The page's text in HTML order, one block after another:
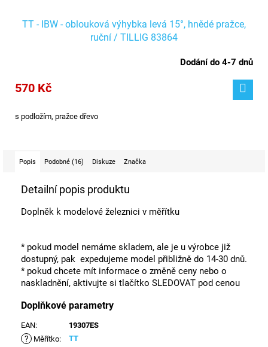
TT - IBW - oblouková výhybka levá 15°, hnědé pražce,
ruční / TILLIG 83864
Dodání do 4-7 dnů
570 Kč
s podložím, pražce dřevo
Popis Podobné (16) Diskuze Značka
Detailní popis produktu
Doplněk k modelové železnici v měřítku
* pokud model nemáme skladem, ale je u výrobce již
dostupný, pak expedujeme model přibližně do 14-30 dnů.
* pokud chcete mít informace o změně ceny nebo o
naskladnění, aktivujte si tlačítko SLEDOVAT pod cenou
Doplňkové parametry
EAN: 19307ES
? Měřítko: TT